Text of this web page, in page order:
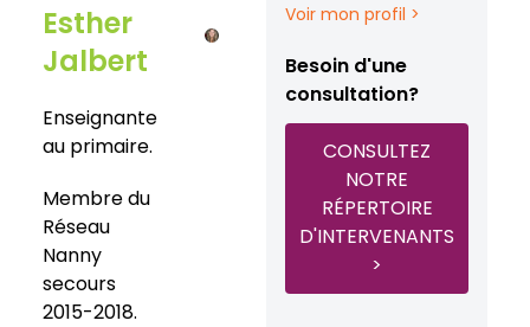
Esther
Jalbert
Enseignante
au primaire.
Membre du
Réseau
Nanny
secours
2015-2018.
Voir mon profil >
Besoin d'une
consultation?
CONSULTEZ
NOTRE
RÉPERTOIRE
D'INTERVENANTS
>